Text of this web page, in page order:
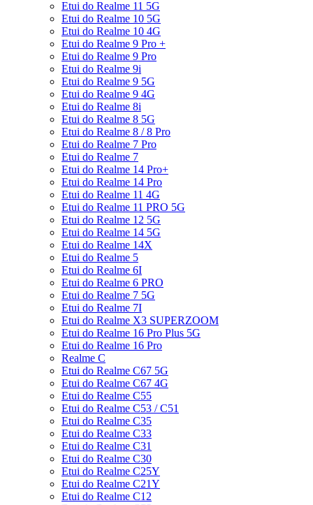
Etui do Realme 11 5G
Etui do Realme 10 5G
Etui do Realme 10 4G
Etui do Realme 9 Pro +
Etui do Realme 9 Pro
Etui do Realme 9i
Etui do Realme 9 5G
Etui do Realme 9 4G
Etui do Realme 8i
Etui do Realme 8 5G
Etui do Realme 8 / 8 Pro
Etui do Realme 7 Pro
Etui do Realme 7
Etui do Realme 14 Pro+
Etui do Realme 14 Pro
Etui do Realme 11 4G
Etui do Realme 11 PRO 5G
Etui do Realme 12 5G
Etui do Realme 14 5G
Etui do Realme 14X
Etui do Realme 5
Etui do Realme 6I
Etui do Realme 6 PRO
Etui do Realme 7 5G
Etui do Realme 7I
Etui do Realme X3 SUPERZOOM
Etui do Realme 16 Pro Plus 5G
Etui do Realme 16 Pro
Realme C
Etui do Realme C67 5G
Etui do Realme C67 4G
Etui do Realme C55
Etui do Realme C53 / C51
Etui do Realme C35
Etui do Realme C33
Etui do Realme C31
Etui do Realme C30
Etui do Realme C25Y
Etui do Realme C21Y
Etui do Realme C12